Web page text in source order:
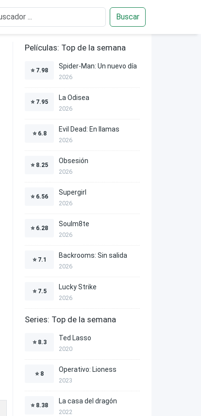
Buscar
Películas: Top de la semana
⭐ 7.98
Spider-Man: Un nuevo día
2026
⭐ 7.95
La Odisea
2026
⭐ 6.8
Evil Dead: En llamas
2026
⭐ 8.25
Obsesión
2026
⭐ 6.56
Supergirl
2026
⭐ 6.28
Soulm8te
2026
⭐ 7.1
Backrooms: Sin salida
2026
⭐ 7.5
Lucky Strike
2026
Series: Top de la semana
⭐ 8.3
Ted Lasso
2020
⭐ 8
Operativo: Lioness
2023
⭐ 8.38
La casa del dragón
2022